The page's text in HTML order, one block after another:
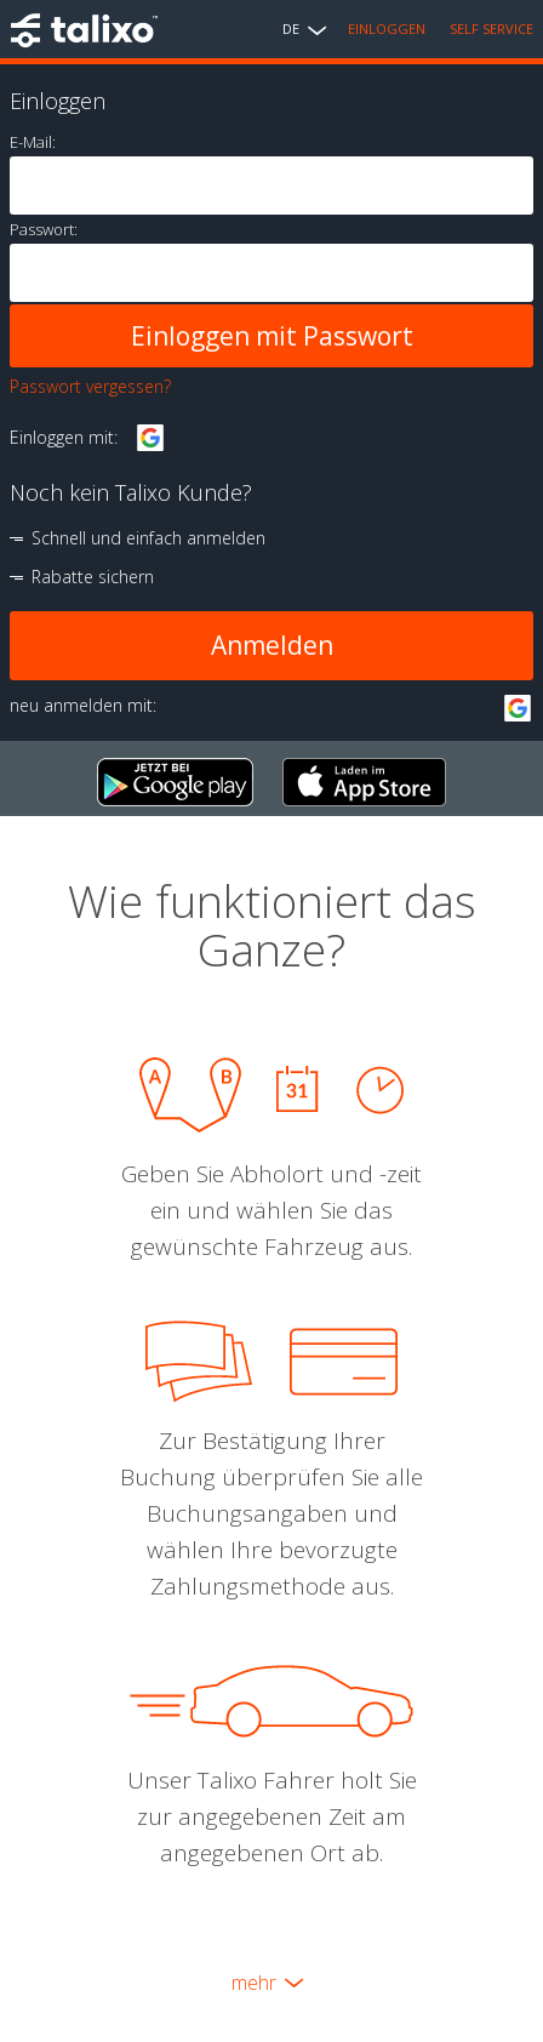
DE EINLOGGEN SELF SERVICE
Einloggen
E-Mail:
Passwort:
Passwort vergessen?
Einloggen mit:
Noch kein Talixo Kunde?
Schnell und einfach anmelden
Rabatte sichern
Anmelden
neu anmelden mit:
Wie funktioniert das
Ganze?
Geben Sie Abholort und -zeit
ein und wählen Sie das
gewünschte Fahrzeug aus.
Zur Bestätigung Ihrer
Buchung überprüfen Sie alle
Buchungsangaben und
wählen Ihre bevorzugte
Zahlungsmethode aus.
Unser Talixo Fahrer holt Sie
zur angegebenen Zeit am
angegebenen Ort ab.
mehr